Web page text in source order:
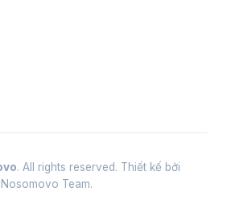
. All rights reserved. Thiết kế bởi
Nosomovo Team.